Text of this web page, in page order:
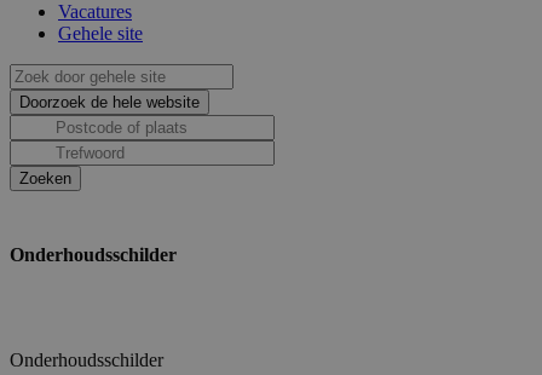
Vacatures
Gehele site
Onderhoudsschilder
Onderhoudsschilder